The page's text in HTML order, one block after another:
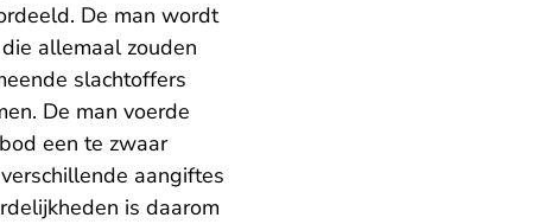
De man wordt
allemaal zouden
slachtoffers
De man voerde
een te zwaar
aangiftes
is daarom